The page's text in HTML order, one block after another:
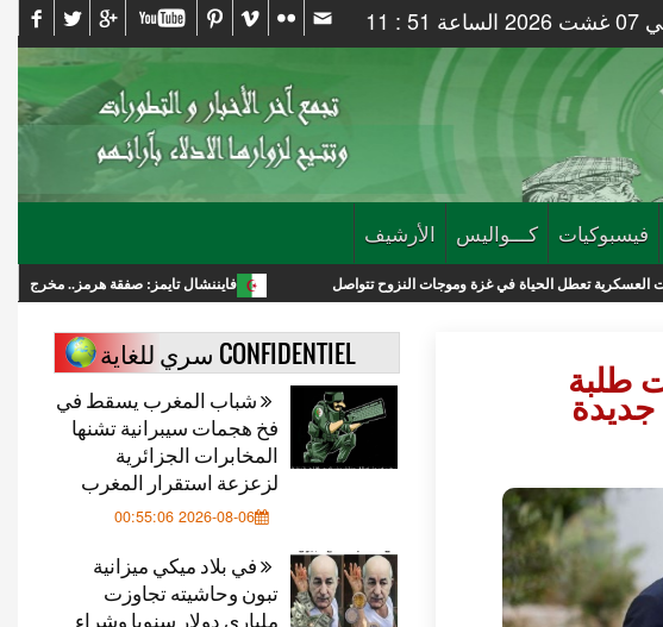
51 : 11
فيسبوكيات كـــواليس الأرشيف
فايننشال تايمز: صفقة هرمز.. مخرج لترامب أم انتصار الحياة في غزة وموجات النزوح تتواصل
CONFIDENTIEL سري للغاية
شباب المغرب يسقط في
فخ هجمات سيبرانية تشنها
المخابرات الجزائرية
لزعزعة استقرار المغرب
2026-08-06 00:55:06
في بلاد ميكي ميزانية
تبون وحاشيته تجاوزت
ملياري دولار سنويا وشراء
طلبة
جديدة